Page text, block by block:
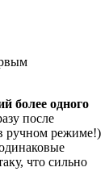
более одного
после
ручном режиме!)
что сильно